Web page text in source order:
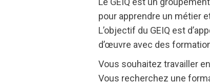
pour apprendre un métier
L’objectif du GEIQ est
d’œuvre avec des
Vous souhaitez travailler en
Vous recherchez une